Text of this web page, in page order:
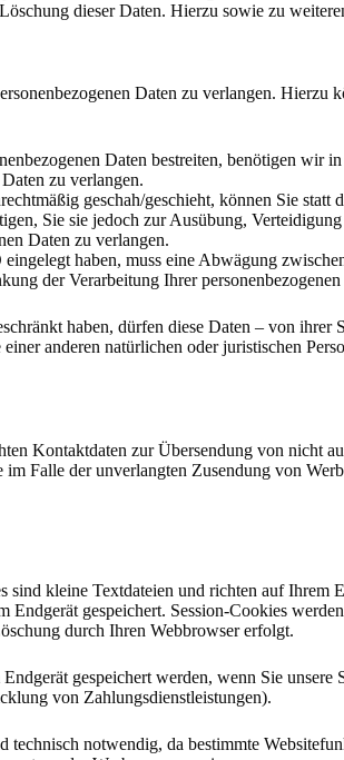
dieser Daten. Hierzu sowie zu
Daten zu verlangen.
Daten bestreiten, benötigen
zu verlangen.
geschah/geschieht, können Sie
Sie sie jedoch zur Ausübung,
Daten zu verlangen.
haben, muss eine Abwägung
der Verarbeitung Ihrer
haben, dürfen diese Daten – von
anderen natürlichen oder juristischen
Kontaktdaten zur Übersendung von nicht
Falle der unverlangten Zusendung von
sind kleine Textdateien und richten auf
gespeichert. Session-Cookies
durch Ihren Webbrowser erfolgt.
gespeichert werden, wenn Sie
von Zahlungsdienstleistungen).
technisch notwendig, da bestimmte